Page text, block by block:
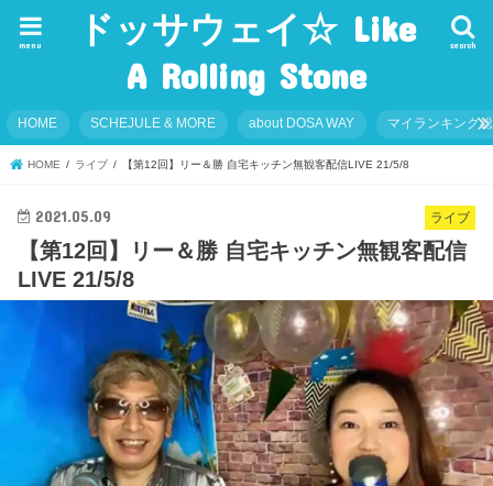
ドッサウェイ☆ Like
A Rolling Stone
search
menu
HOME SCHEJULE & MORE about DOSA WAY マイランキング
HOME ライブ 【第12回】リー＆勝 自宅キッチン無観客配信LIVE 21/5/8
ライブ
2021.05.09
【第12回】リー＆勝 自宅キッチン無観客配信
LIVE 21/5/8